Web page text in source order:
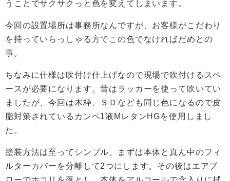
うことでサクサクっと色を変えてしまいます。
今回の設置場所は事務所なんですが、お客様がこだわり
を持っていらっしゃる方でこの色でなければだめとの
事。
ちなみに仕様は吹付け仕上げなので現場で吹付けるスペ
ースが必要になります。昔はラッカーを使って吹いてい
ましたが、今回は木枠、ＳＤなども同じ色になるので皮
脂対策されているカンペ1液MレタンHGを使用しまし
た。
塗装方法は至ってシンプル。まずは本体と真ん中のフィ
ルターカバーを分離して2つにします。その後はエアブ